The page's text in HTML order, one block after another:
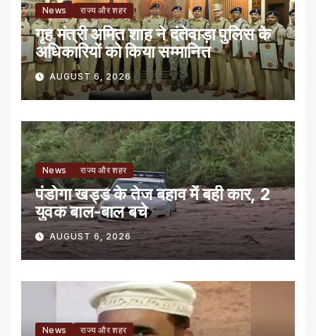
News राज्य और शहर
गृह मंत्री अमित शाह ने दंतेवाड़ा पुलिस के
अधिकारियों को किया सम्मानित
AUGUST 6, 2026
News राज्य और शहर
पंडोगा खड्ड के तेज बहाव में बही कार, 2
युवक बाल-बाल बचे
AUGUST 6, 2026
News राज्य और शहर